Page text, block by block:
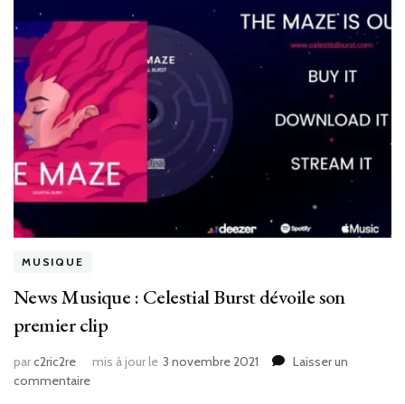
MUSIQUE
News Musique : Celestial Burst dévoile son
premier clip
parc2ric2re mis à jour le 3 novembre 2021
Laisser un
commentairesur